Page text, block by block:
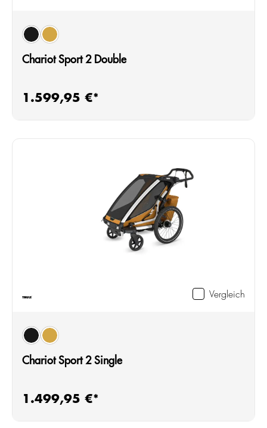
Farbeauswählen
blacknatural gold
Chariot Sport 2 Double
Regulärer Preis:
1.599,95 €*
Vergleich
Farbeauswählen
blacknatural gold
Chariot Sport 2 Single
Regulärer Preis:
1.499,95 €*